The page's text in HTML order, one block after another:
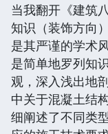
当我翻开《建筑
知识（装饰方向
是其严谨的学术
是简单地罗列知
观，深入浅出地
中关于混凝土结
细阐述了不同类